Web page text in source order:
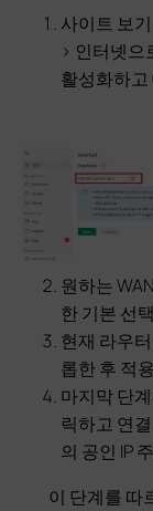
사이트 보
> 인터넷으
활성화하고
원하는
한 기본 선
현재 라우
롭한 후 적
마지막 단
릭하고 연
의 공인 IP
이 단계를 따